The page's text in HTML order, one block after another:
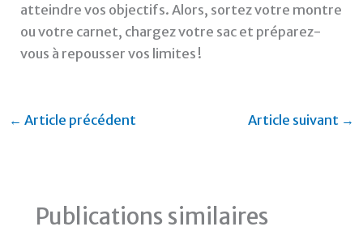
atteindre vos objectifs. Alors, sortez votre montre
ou votre carnet, chargez votre sac et préparez-
vous à repousser vos limites !
← Article précédent Article suivant →
Publications similaires